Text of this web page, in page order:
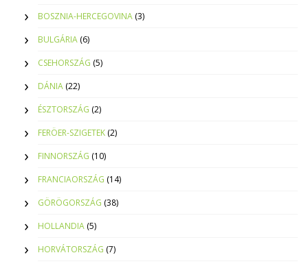
BOSZNIA-HERCEGOVINA (3)
BULGÁRIA (6)
CSEHORSZÁG (5)
DÁNIA (22)
ÉSZTORSZÁG (2)
FERÖER-SZIGETEK (2)
FINNORSZÁG (10)
FRANCIAORSZÁG (14)
GÖRÖGORSZÁG (38)
HOLLANDIA (5)
HORVÁTORSZÁG (7)